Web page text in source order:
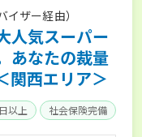
ザー経由）
人気スーパー
あなたの裁量
関西エリア＞
以上 社会保険完備